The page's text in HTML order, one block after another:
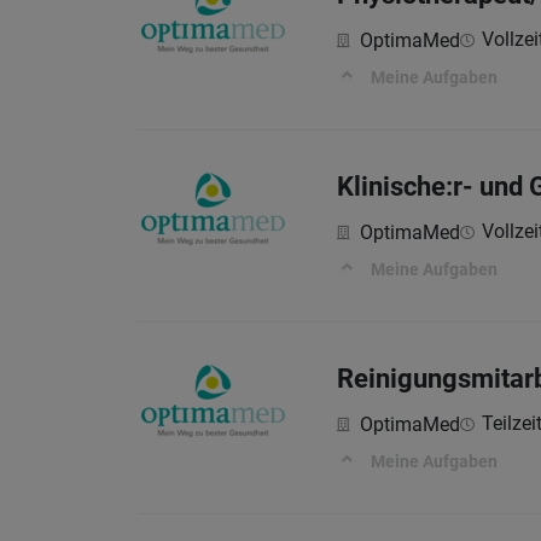
OptimaMed
Meine Aufgaben
Klinische:r- und
OptimaMed
Meine Aufgaben
OptimaMed Teilzeit
Meine Aufgaben